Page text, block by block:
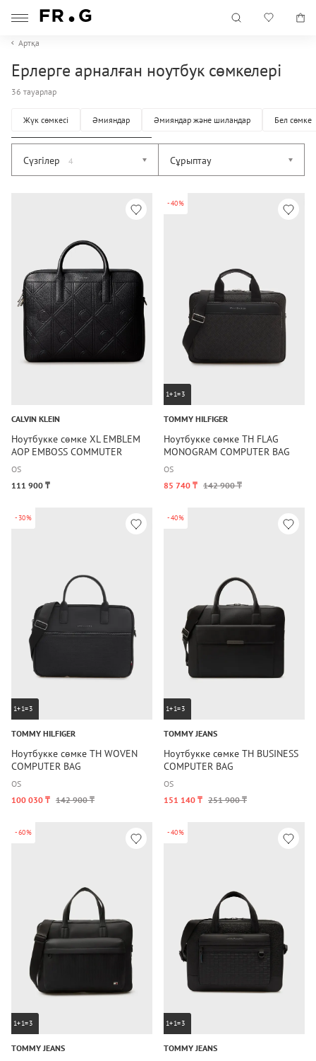
Артқа
Ерлерге арналған ноутбук сөмкелері
36 тауарлар
Жүк сөмкесі Әмияндар Әмияндар және шиландар Бел сөмке
Сүзгілер 4 Сұрыптау
CALVIN KLEIN
Ноутбукке сөмке XL EMBLEM
AOP EMBOSS COMMUTER
OS
111 900 ₸
-40%
1+1=3
TOMMY HILFIGER
Ноутбукке сөмке TH FLAG
MONOGRAM COMPUTER BAG
OS
85 740 ₸ 142 900 ₸
-30%
1+1=3
TOMMY HILFIGER
Ноутбукке сөмке TH WOVEN
COMPUTER BAG
OS
100 030 ₸ 142 900 ₸
-40%
1+1=3
TOMMY JEANS
Ноутбукке сөмке TH BUSINESS
COMPUTER BAG
OS
151 140 ₸ 251 900 ₸
-60%
1+1=3
TOMMY JEANS
-40%
1+1=3
TOMMY JEANS